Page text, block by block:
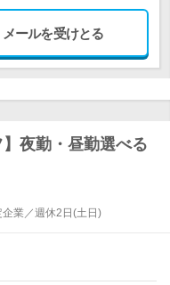
ールを受けとる
夜勤・昼勤選べる
業／週休2日(土日)